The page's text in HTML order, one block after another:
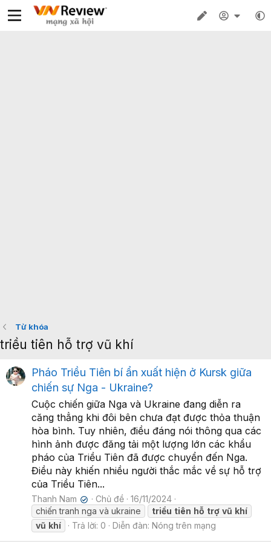
Từ khóa
triều tiên hỗ trợ vũ khí
Pháo Triều Tiên bí ẩn xuất hiện ở Kursk giữa
chiến sự Nga - Ukraine?
Cuộc chiến giữa Nga và Ukraine đang diễn ra
căng thẳng khi đôi bên chưa đạt được thỏa thuận
hòa bình. Tuy nhiên, điều đáng nói thông qua các
hình ảnh được đăng tải một lượng lớn các khẩu
pháo của Triều Tiên đã được chuyển đến Nga.
Điều này khiến nhiều người thắc mắc về sự hỗ trợ
của Triều Tiên...
Thanh Nam ✔ Chủ đề
16/11/2024
chiến tranh nga và ukraine
triều tiên hỗ trợ vũ khí
vũ khí Trả lời: 0 Diễn đàn: Nóng trên mạng